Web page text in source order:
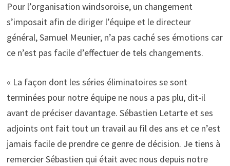
Pour l’organisation windsoroise, un changement
s’imposait afin de diriger l’équipe et le directeur
général, Samuel Meunier, n’a pas caché ses émotions car
ce n’est pas facile d’effectuer de tels changements.
« La façon dont les séries éliminatoires se sont
terminées pour notre équipe ne nous a pas plu, dit-il
avant de préciser davantage. Sébastien Letarte et ses
adjoints ont fait tout un travail au fil des ans et ce n’est
jamais facile de prendre ce genre de décision. Je tiens à
remercier Sébastien qui était avec nous depuis notre